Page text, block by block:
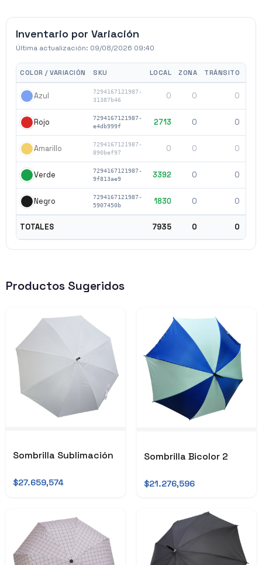
Inventario por Variación
Última actualización: 09/08/2026 09:40
COLOR / VARIACIÓN SKU LOCAL ZONA TRÁNSITO
Azul
7294167121987-
31387b46
0 0 0
Rojo
7294167121987-
e4db999f
2713 0 0
Amarillo
7294167121987-
890bef97
0 0 0
Verde
7294167121987-
9f813ae9
3392 0 0
Negro
7294167121987-
5907450b
1830 0 0
TOTALES 7935 0 0
Productos Sugeridos
Sombrilla Sublimación
$27.659,574
Sombrilla Bicolor 2
$21.276,596